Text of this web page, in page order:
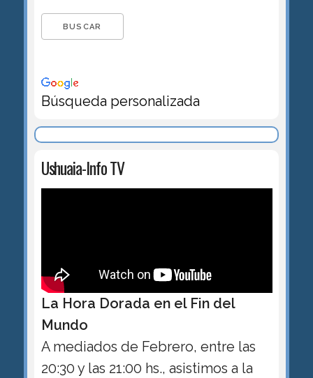
Búsqueda personalizada
Ushuaia-Info TV
La Hora Dorada en el Fin del
Mundo
A mediados de Febrero, entre las
20:30 y las 21:00 hs., asistimos a la